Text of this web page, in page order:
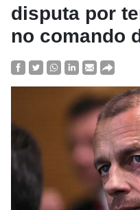
disputa por
no comando